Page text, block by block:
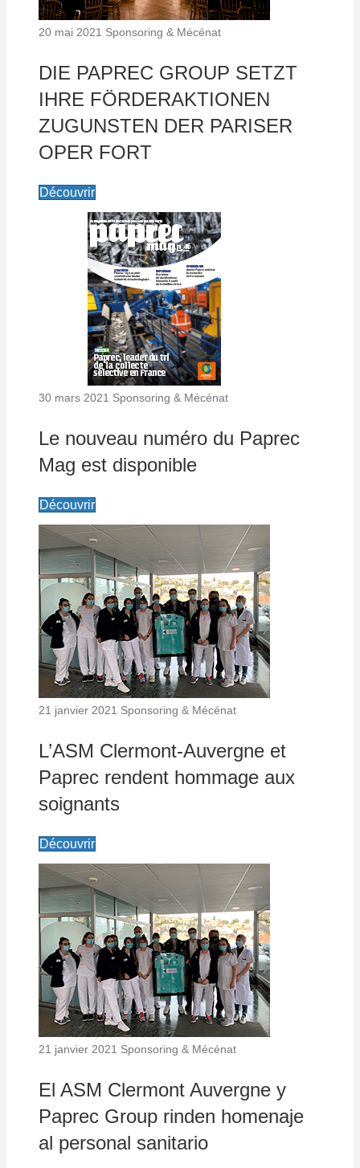
20 mai 2021 Sponsoring & Mécénat
DIE PAPREC GROUP SETZT
IHRE FÖRDERAKTIONEN
ZUGUNSTEN DER PARISER
OPER FORT
Découvrir
30 mars 2021 Sponsoring & Mécénat
Le nouveau numéro du Paprec
Mag est disponible
Découvrir
21 janvier 2021 Sponsoring & Mécénat
L’ASM Clermont-Auvergne et
Paprec rendent hommage aux
soignants
Découvrir
21 janvier 2021 Sponsoring & Mécénat
El ASM Clermont Auvergne y
Paprec Group rinden homenaje
al personal sanitario